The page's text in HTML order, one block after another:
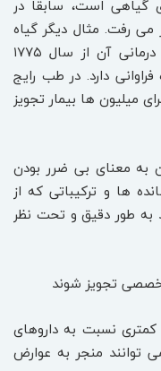
گیاهی است، سابقا در
می رفت. مثال دیگر گیاه
(Foxglove گل انگشتانه) است. خواص درمانی آن از سال ۱۷۷۵
دارد. در طب رایج
میلیون ها بیمار تجویز
به معنای بی ضرر بودن
ها و ترکیباتی که از
به طور دقیق و تحت نظر
تجویز شوند
نسبت به داروهای
توانند منجر به عوارض